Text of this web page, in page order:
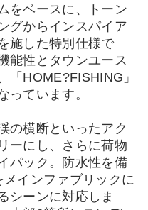
をベースに、トーン
グからインスパイア
施した特別仕様で
能性とタウンユース
「HOME?FISHING」
っています。
の横断といったアク
ーにし、さらに荷物
パック。防水性を備
インファブリックに
シーンに対応しま